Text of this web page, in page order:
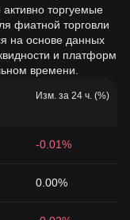
торгуемые
фиатной торговли
на основе данных
и платформ
времени.
Изм. за 24 ч. (%)
-0.01%
0.00%